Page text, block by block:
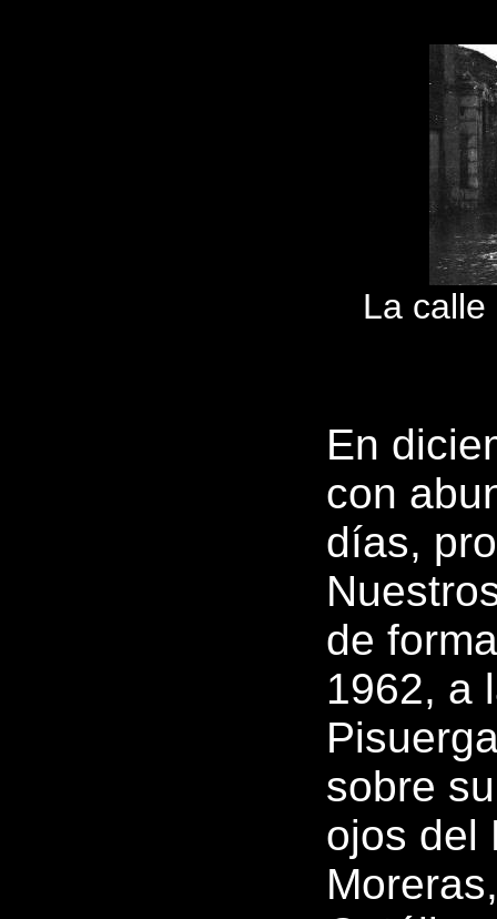
La
En
con
días,
de
1962, a
sobre
ojos del